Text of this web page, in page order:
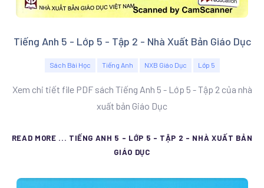
Tiếng Anh 5 - Lớp 5 - Tập 2 - Nhà Xuất Bản Giáo Dục
Sách Bài Học Tiếng Anh NXB Giáo Dục Lớp 5
Xem chi tiết file PDF sách Tiếng Anh 5 - Lớp 5 - Tập 2 của nhà
xuất bản Giáo Dục
READ MORE ... TIẾNG ANH 5 - LỚP 5 - TẬP 2 - NHÀ XUẤT BẢN
GIÁO DỤC